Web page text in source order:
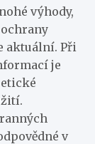
výhody,
aktuální. Při
je
v